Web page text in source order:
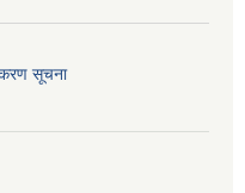
सूचना